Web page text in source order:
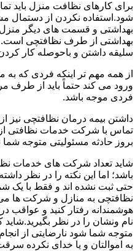
برای کارهای نظافت منزل باید
شود.استفاده نکردن از
بهداشتی و قسمت های دیگر منزل
بهداشتی از طرف نظافتچی است.
سلیقه داشتن و باحوصله کار
از همه مهم تر اینکه فردی که
ورود می کند حتماً باید از طرف
فردی موجه باشد.
داشتن بیمه درمان نظافتچی نیز
تماس با شرکت خدمات نظافتی
بروز حادثه مسئولیتی متوجه شما
شاید تعداد شرکت های خدمات
باشد؛ اما این نکته را در نظر
حتی ثبت نشده اند و فقط با یک
نظافتچی به منازل و شرکت ها می
هوشمندانه رفتار کنید و
نام ونشان را در نظر
متوجه شما شود نارضایتی از
به اموالتان و یا خدای نکرده